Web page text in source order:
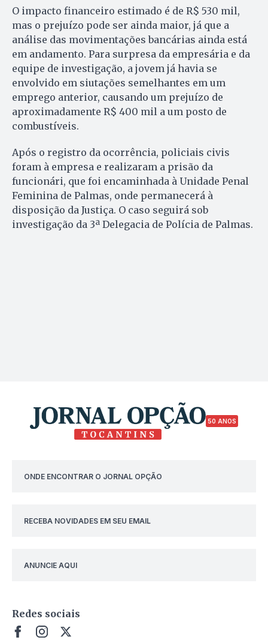
O impacto financeiro estimado é de R$ 530 mil,
mas o prejuízo pode ser ainda maior, já que a
análise das movimentações bancárias ainda está
em andamento. Para surpresa da empresária e da
equipe de investigação, a jovem já havia se
envolvido em siutações semelhantes em um
emprego anterior, causando um prejuízo de
aproximadamente R$ 400 mil a um posto de
combustíveis.
Após o registro da ocorrência, policiais civis
foram à empresa e realizaram a prisão da
funcionári, que foi encaminhada à Unidade Penal
Feminina de Palmas, onde permanecerá à
disposição da Justiça. O caso seguirá sob
investigação da 3ª Delegacia de Polícia de Palmas.
50 ANOS
ONDE ENCONTRAR O JORNAL OPÇÃO
RECEBA NOVIDADES EM SEU EMAIL
ANUNCIE AQUI
Redes sociais